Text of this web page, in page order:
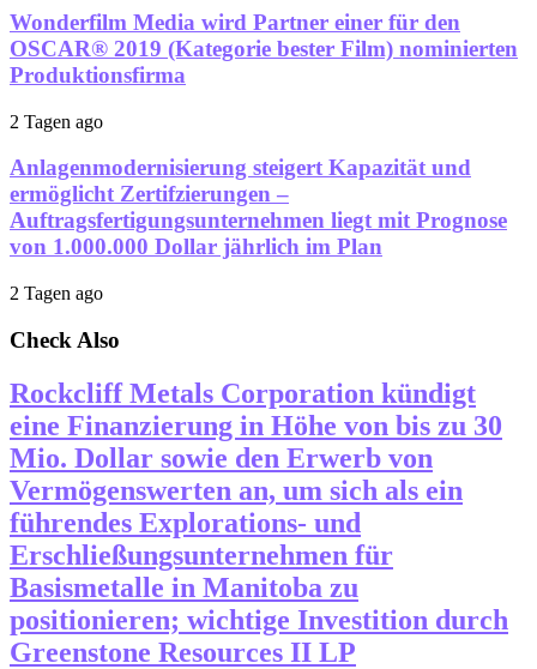
Wonderfilm Media wird Partner einer für den
OSCAR® 2019 (Kategorie bester Film) nominierten
Produktionsfirma
2 Tagen ago
Anlagenmodernisierung steigert Kapazität und
ermöglicht Zertifzierungen –
Auftragsfertigungsunternehmen liegt mit Prognose
von 1.000.000 Dollar jährlich im Plan
2 Tagen ago
Check Also
Rockcliff Metals Corporation kündigt
eine Finanzierung in Höhe von bis zu 30
Mio. Dollar sowie den Erwerb von
Vermögenswerten an, um sich als ein
führendes Explorations- und
Erschließungsunternehmen für
Basismetalle in Manitoba zu
positionieren; wichtige Investition durch
Greenstone Resources II LP